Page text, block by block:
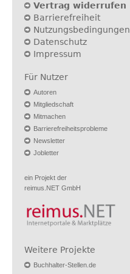
Vertrag widerrufen
Barrierefreiheit
Nutzungsbedingungen
Datenschutz
Impressum
Für Nutzer
Autoren
Mitgliedschaft
Mitmachen
Barrierefreiheitsprobleme
Newsletter
Jobletter
ein Projekt der
reimus.NET GmbH
Weitere Projekte
Buchhalter-Stellen.de